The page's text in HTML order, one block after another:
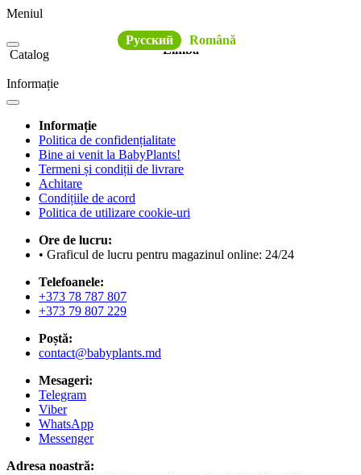
Meniul
Limba
Русский
Română
Catalog
Informație
Informație
Politica de confidențialitate
Bine ai venit la BabyPlants!
Termeni și condiții de livrare
Achitare
Condițiile de acord
Politica de utilizare cookie-uri
Ore de lucru:
• Graficul de lucru pentru magazinul online: 24/24
Telefoanele:
+373 78 787 807
+373 79 807 229
Poștă:
contact@babyplants.md
Mesageri:
Telegram
Viber
WhatsApp
Messenger
Adresa noastră: